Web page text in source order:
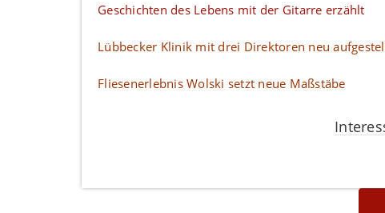
Geschichten des Lebens mit der Gitarre erzählt
Lübbecker Klinik mit drei Direktoren neu
Fliesenerlebnis Wolski setzt neue Maßstäbe